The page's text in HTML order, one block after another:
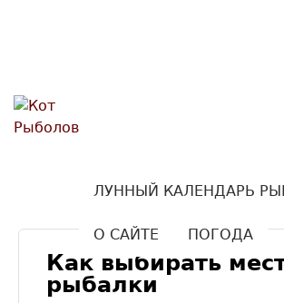
Рыболов
ЛУННЫЙ КАЛЕНДАРЬ
О САЙТЕ ПОГОДА
Как выбирать
рыбалки